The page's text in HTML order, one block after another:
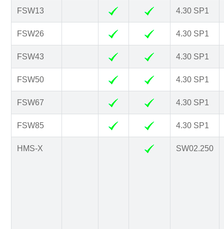
FSW13 4.30 SP1
FSW26 4.30 SP1
FSW43 4.30 SP1
FSW50 4.30 SP1
FSW67 4.30 SP1
FSW85 4.30 SP1
HMS-X SW02.250